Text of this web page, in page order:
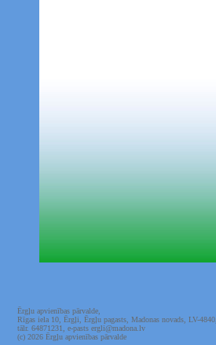
Ērgļu apvienības pārvalde,
Rīgas iela 10, Ērgļi, Ērgļu pagasts, Madonas novads, LV-4840,
tālr. 64871231, e-pasts ergli@madona.lv
(c) 2026 Ērgļu apvienības pārvalde